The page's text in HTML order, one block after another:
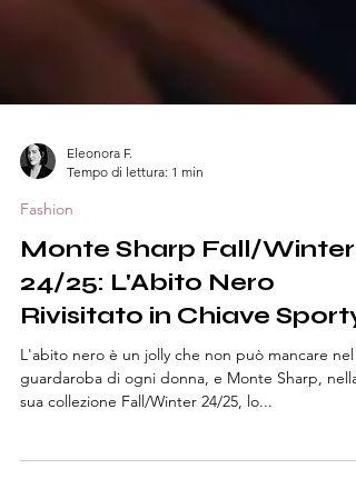
Eleonora F.
Tempo di lettura: 1 min
Fashion
Monte Sharp Fall/Winter
24/25: L'Abito Nero
Rivisitato in Chiave Sporty
guardaroba di ogni donna, e Monte Sharp, nella